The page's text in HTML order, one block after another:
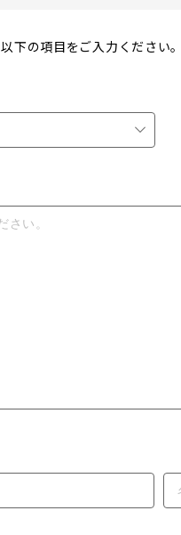
以下の項目をご入力ください